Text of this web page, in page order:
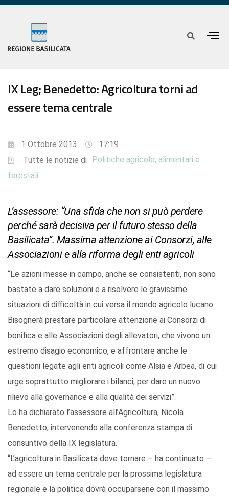
IX Leg; Benedetto: Agricoltura torni ad
essere tema centrale
1 Ottobre 2013
17:19
Tutte le notizie di
Politiche agricole, alimentari e
forestali
L’assessore: “Una sfida che non si può perdere
perché sarà decisiva per il futuro stesso della
Basilicata”. Massima attenzione ai Consorzi, alle
Associazioni e alla riforma degli enti agricoli
“Le azioni messe in campo, anche se consistenti, non sono
bastate a dare soluzioni e a risolvere le gravissime
situazioni di difficoltà in cui versa il mondo agricolo lucano.
Bisognerà prestare particolare attenzione ai Consorzi di
bonifica e alle Associazioni degli allevatori, che vivono un
estremo disagio economico, e affrontare anche le
questioni legate agli enti agricoli come Alsia e Arbea, di cui
urge soprattutto migliorare i bilanci, per dare un nuovo
rilievo alla governance e alla qualità dei servizi”.
Lo ha dichiarato l’assessore all’Agricoltura, Nicola
Benedetto, intervenendo alla conferenza stampa di
consuntivo della IX legislatura.
“L’agricoltura in Basilicata deve tornare – ha continuato –
ad essere un tema centrale per la prossima legislatura
regionale e la politica dovrà occuparsene con il massimo